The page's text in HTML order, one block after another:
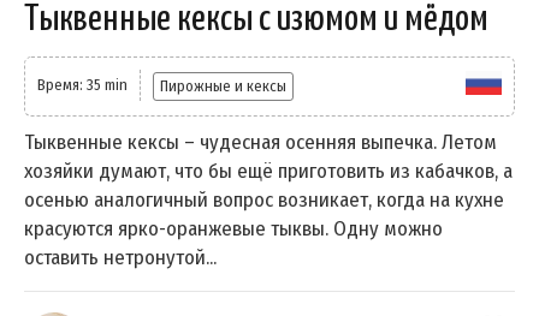
Тыквенные кексы с изюмом и мёдом
Время: 35 min Пирожные и кексы
Тыквенные кексы – чудесная осенняя выпечка. Летом
хозяйки думают, что бы ещё приготовить из кабачков, а
осенью аналогичный вопрос возникает, когда на кухне
красуются ярко-оранжевые тыквы. Одну можно
оставить нетронутой...